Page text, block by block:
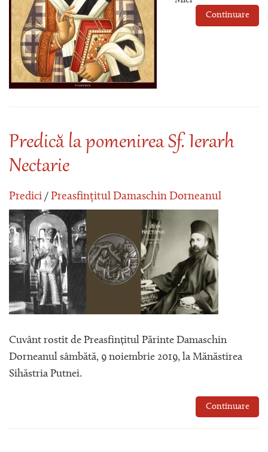
Continuare
Predică la pomenirea Sf. Ierarh
Nectarie
Predici / Preasfințitul Damaschin Dorneanul
Cuvânt rostit de Preasfințitul Părinte Damaschin
Dorneanul sâmbătă, 9 noiembrie 2019, la Mănăstirea
Sihăstria Putnei.
Continuare